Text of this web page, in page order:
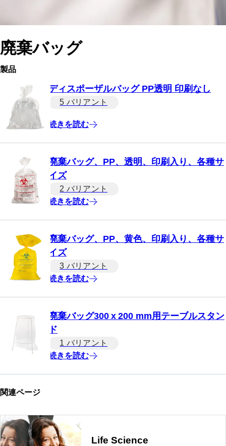
廃棄バッグ
製品
ディスポーザルバッグ PP透明 印刷なし
5 バリアント
続きを読む
廃棄バッグ、PP、透明、印刷入り、各種サ
イズ
2 バリアント
続きを読む
廃棄バッグ、PP、黄色、印刷入り、各種サ
イズ
3 バリアント
続きを読む
廃棄バッグ300 x 200 mm用テーブルスタン
ド
1 バリアント
続きを読む
関連ページ
Life Science